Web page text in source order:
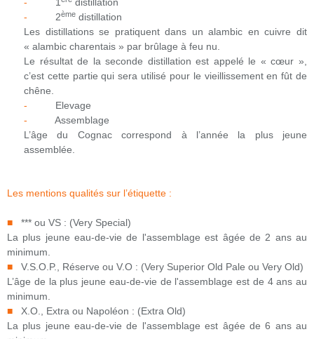
-
2ème distillation
Les distillations se pratiquent dans un alambic en cuivre dit
« alambic charentais » par brûlage à feu nu.
Le résultat de la seconde distillation est appelé le « cœur »,
c’est cette partie qui sera utilisé pour le vieillissement en fût de
chêne.
-
Elevage
-
Assemblage
L’âge du Cognac correspond à l’année la plus jeune
assemblée.
Les mentions qualités sur l’étiquette :
■
*** ou VS : (Very Special)
La plus jeune eau-de-vie de l'assemblage est âgée de 2 ans au
minimum.
■ V.S.O.P., Réserve ou V.O : (Very Superior Old Pale ou Very Old)
L’âge de la plus jeune eau-de-vie de l'assemblage est de 4 ans au
minimum.
■ X.O., Extra ou Napoléon : (Extra Old)
La plus jeune eau-de-vie de l'assemblage est âgée de 6 ans au